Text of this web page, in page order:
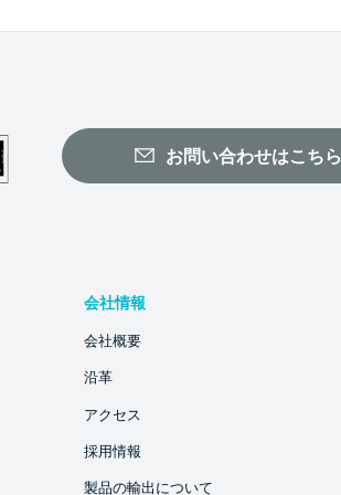
お問い合わせはこちら
会社情報
会社概要
沿革
アクセス
採用情報
製品の輸出について